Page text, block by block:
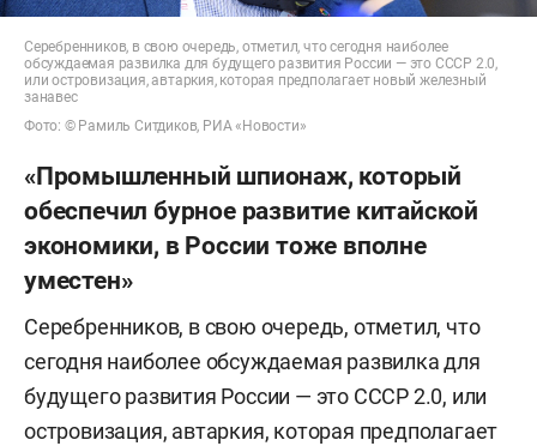
Серебренников, в свою очередь, отметил, что сегодня наиболее
обсуждаемая развилка для будущего развития России — это СССР 2.0,
или островизация, автаркия, которая предполагает новый железный
занавес
Фото: © Рамиль Ситдиков, РИА «Новости»
«Промышленный шпионаж, который
обеспечил бурное развитие китайской
экономики, в России тоже вполне
уместен»
Серебренников, в свою очередь, отметил, что
сегодня наиболее обсуждаемая развилка для
будущего развития России — это СССР 2.0, или
островизация, автаркия, которая предполагает